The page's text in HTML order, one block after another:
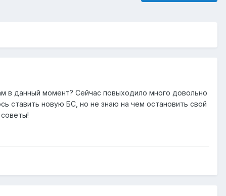
в данный момент? Сейчас повыходило много довольно
ставить новую БС, но не знаю на чем остановить свой